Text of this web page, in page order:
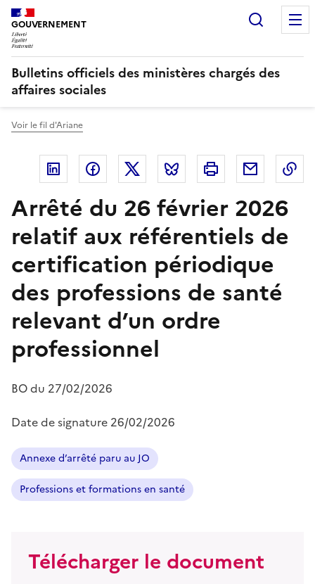
Panneau de gestion des cookies
GOUVERNEMENT
Bulletins officiels des ministères chargés des
affaires sociales
Voir le fil d'Ariane
Linkedin FacebookTwitter Bluesky Imprimer Courriel
Arrêté du 26 février 2026
relatif aux référentiels de
certification périodique
des professions de santé
relevant d’un ordre
professionnel
BO du 27/02/2026
Date de signature 26/02/2026
Annexe d’arrêté paru au JO
Professions et formations en santé
Télécharger le document